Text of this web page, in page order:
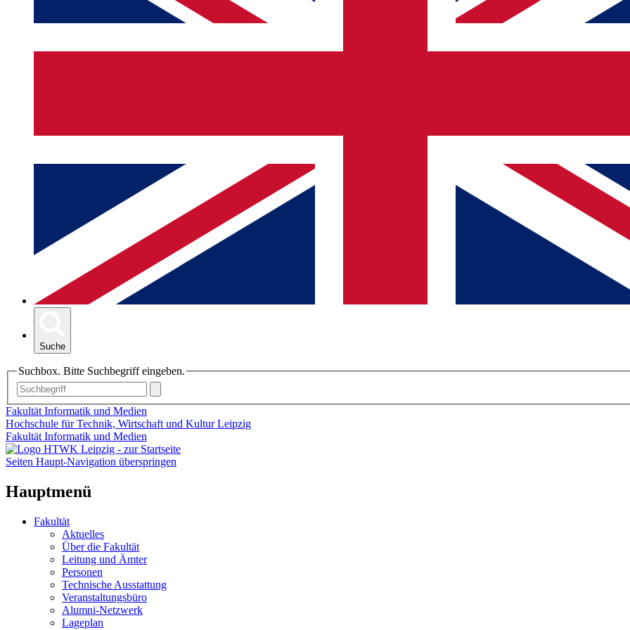
Suche
Suchbox. Bitte Suchbegriff eingeben.
Fakultät Informatik und Medien
Hochschule für Technik, Wirtschaft und Kultur Leipzig
Fakultät Informatik und Medien
Seiten Haupt-Navigation überspringen
Hauptmenü
Fakultät
Aktuelles
Über die Fakultät
Leitung und Ämter
Personen
Technische Ausstattung
Veranstaltungsbüro
Alumni-Netzwerk
Lageplan